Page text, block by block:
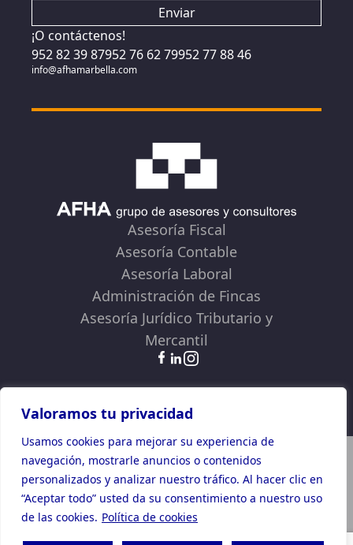
Valoramos tu privacidad
Usamos cookies para mejorar su experiencia de
navegación, mostrarle anuncios o contenidos
personalizados y analizar nuestro tráfico. Al hacer clic en
“Aceptar todo” usted da su consentimiento a nuestro uso
de las cookies. Política de cookies
¡O contáctenos!
952 82 39 87952 76 62 79952 77 88 46
info@afhamarbella.com
Asesoría Fiscal
Asesoría Contable
Asesoría Laboral
Administración de Fincas
Asesoría Jurídico Tributario y
Mercantil
Plan de Recuperación, Transformación y Resiliencia
Financiado por la Unión Europea -NextGenerationEU